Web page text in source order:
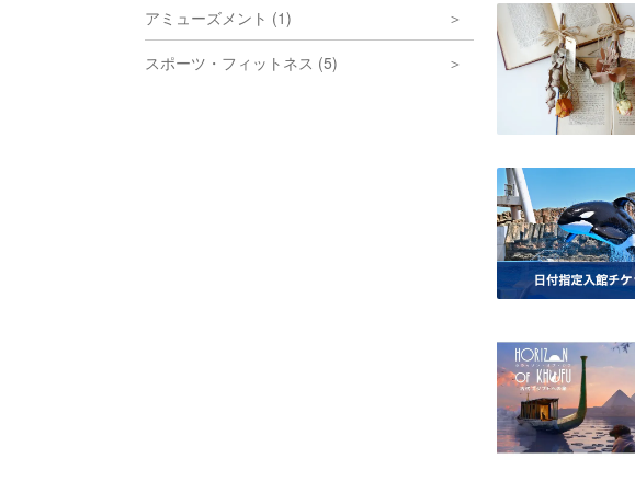
アミューズメント (1)
スポーツ・フィットネス (5)